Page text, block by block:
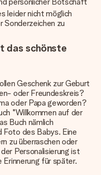
leider nicht möglich
Sonderzeichen zu
das schönste
Geschenk zur Geburt
oder Freundeskreis?
oder Papa geworden?
"Willkommen auf der
Buch nämlich
Foto des Babys. Eine
zu überraschen oder
Personalisierung ist
Erinnerung für später.